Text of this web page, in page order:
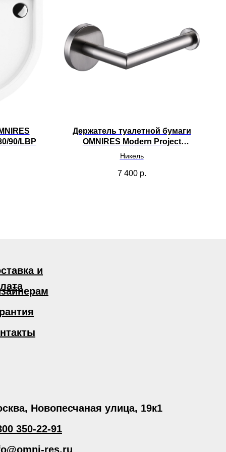
90/LBP
Держатель туалетной бумаги
OMNIRES Modern Project
MP60510NI
Никель
7 400 р.
и
Новопесчаная улица, 19к1
350-22-91
res.ru